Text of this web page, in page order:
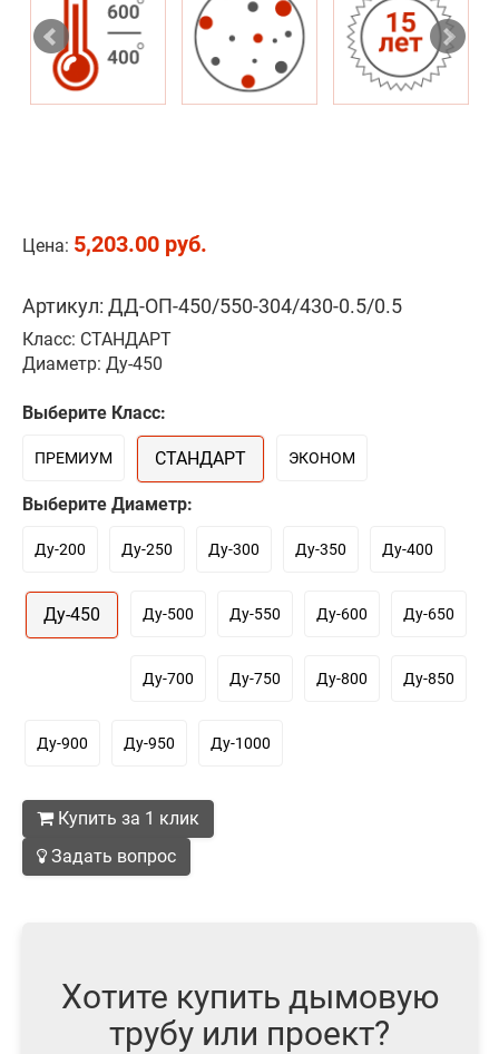
Цена: 5,203.00 руб.
Артикул: ДД-ОП-450/550-304/430-0.5/0.5
Класс: СТАНДАРТ
Диаметр: Ду-450
Выберите Класс:
ПРЕМИУМ СТАНДАРТ ЭКОНОМ
Выберите Диаметр:
Ду-200 Ду-250 Ду-300 Ду-350 Ду-400
Ду-450 Ду-500 Ду-550 Ду-600 Ду-650
Ду-700 Ду-750 Ду-800 Ду-850
Ду-900 Ду-950 Ду-1000
Купить за 1 клик
Задать вопрос
Хотите купить дымовую
трубу или проект?